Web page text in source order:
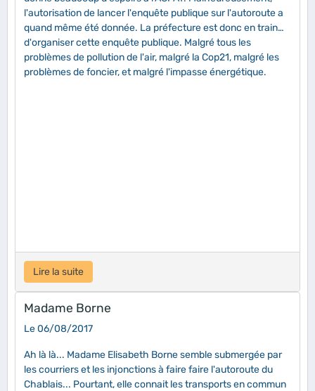
l'autorisation de lancer l'enquête publique sur l'autoroute a
quand même été donnée. La préfecture est donc en train
d'organiser cette enquête publique. Malgré tous les
problèmes de pollution de l'air, malgré la Cop21, malgré les
problèmes de foncier, et malgré l'impasse énergétique.
Lire la suite
Madame Borne
Le 06/08/2017
Ah là là... Madame Elisabeth Borne semble submergée par
les courriers et les injonctions à faire faire l'autoroute du
Chablais... Pourtant, elle connait les transports en commun